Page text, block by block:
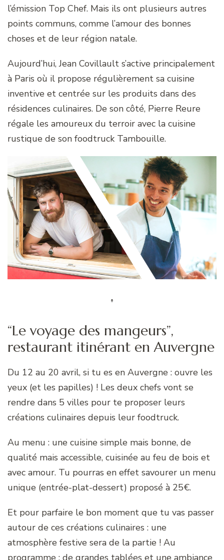
l’émission Top Chef. Mais ils ont plusieurs autres
points communs, comme l’amour des bonnes
choses et de leur région natale.
Aujourd’hui, Jean Covillault s’active principalement
à Paris où il propose régulièrement sa cuisine
inventive et centrée sur les produits dans des
résidences culinaires. De son côté, Pierre Reure
régale les amoureux du terroir avec la cuisine
rustique de son foodtruck Tambouille.
“Le voyage des mangeurs”,
restaurant itinérant en Auvergne
Du 12 au 20 avril, si tu es en Auvergne : ouvre les
yeux (et les papilles) ! Les deux chefs vont se
rendre dans 5 villes pour te proposer leurs
créations culinaires depuis leur foodtruck.
Au menu : une cuisine simple mais bonne, de
qualité mais accessible, cuisinée au feu de bois et
avec amour. Tu pourras en effet savourer un menu
unique (entrée-plat-dessert) proposé à 25€.
Et pour parfaire le bon moment que tu vas passer
autour de ces créations culinaires : une
atmosphère festive sera de la partie ! Au
programme : de grandes tablées et une ambiance